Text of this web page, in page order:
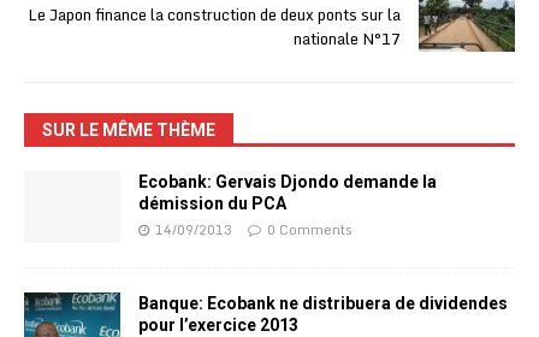
Le Japon finance la construction de deux ponts sur la
nationale N°17
SUR LE MÊME THÈME
Ecobank: Gervais Djondo demande la
démission du PCA
14/09/2013 0 Comments
Banque: Ecobank ne distribuera de dividendes
pour l’exercice 2013